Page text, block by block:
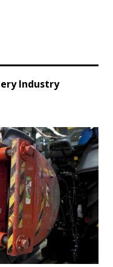
Industry